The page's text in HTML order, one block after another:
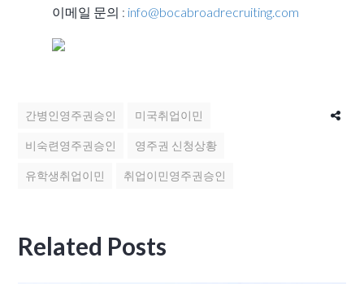
이메일 문의 : info@bocabroadrecruiting.com
간병인영주권승인 미국취업이민
비숙련영주권승인 영주권 신청상황
유학생취업이민 취업이민영주권승인
Related Posts